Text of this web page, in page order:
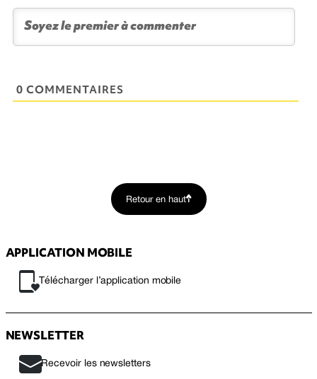
0 COMMENTAIRES
Retour en haut
APPLICATION MOBILE
Télécharger l’application mobile
NEWSLETTER
Recevoir les newsletters